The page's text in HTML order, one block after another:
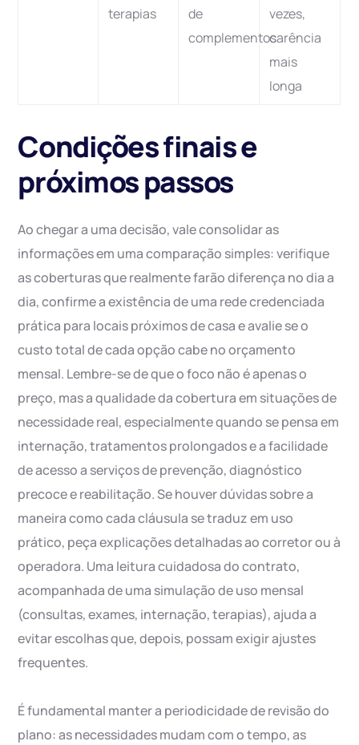
terapias
de
complementos
vezes,
carência
mais
longa
Condições finais e
próximos passos
Ao chegar a uma decisão, vale consolidar as
informações em uma comparação simples: verifique
as coberturas que realmente farão diferença no dia a
dia, confirme a existência de uma rede credenciada
prática para locais próximos de casa e avalie se o
custo total de cada opção cabe no orçamento
mensal. Lembre-se de que o foco não é apenas o
preço, mas a qualidade da cobertura em situações de
necessidade real, especialmente quando se pensa em
internação, tratamentos prolongados e a facilidade
de acesso a serviços de prevenção, diagnóstico
precoce e reabilitação. Se houver dúvidas sobre a
maneira como cada cláusula se traduz em uso
prático, peça explicações detalhadas ao corretor ou à
operadora. Uma leitura cuidadosa do contrato,
acompanhada de uma simulação de uso mensal
(consultas, exames, internação, terapias), ajuda a
evitar escolhas que, depois, possam exigir ajustes
frequentes.
É fundamental manter a periodicidade de revisão do
plano: as necessidades mudam com o tempo, as